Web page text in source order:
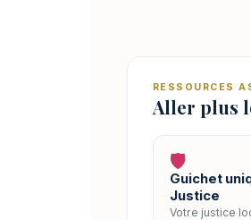
RESSOURCES
Aller plus
🛡️
Guichet
Justice
Votre justice